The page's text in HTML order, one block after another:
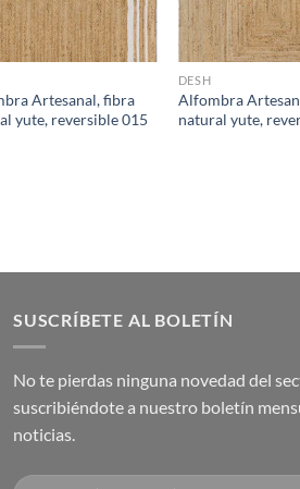
Artesanal, fibra
yute, reversible 015
DESH
Alfombra
natural yute,
SUSCRÍBETE AL BOLETÍN
No te pierdas ninguna novedad del
suscribiéndote a nuestro boletín
noticias.